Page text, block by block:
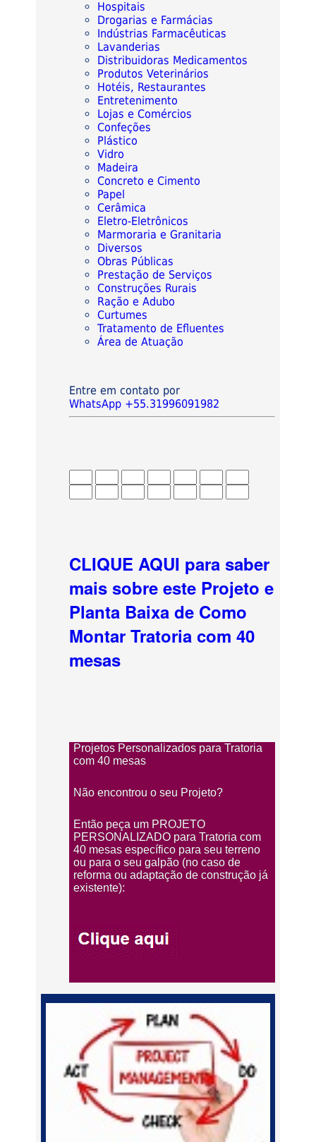
Hospitais
Drogarias e Farmácias
Indústrias Farmacêuticas
Lavanderias
Distribuidoras Medicamentos
Produtos Veterinários
Hotéis, Restaurantes
Entretenimento
Lojas e Comércios
Confeções
Plástico
Vidro
Madeira
Concreto e Cimento
Papel
Cerâmica
Eletro-Eletrônicos
Marmoraria e Granitaria
Diversos
Obras Públicas
Prestação de Serviços
Construções Rurais
Ração e Adubo
Curtumes
Tratamento de Efluentes
Área de Atuação
Entre em contato por
WhatsApp +55.31996091982
CLIQUE AQUI para saber
mais sobre este Projeto e
Planta Baixa de Como
Montar Tratoria com 40
mesas
Projetos Personalizados para Tratoria
com 40 mesas
Não encontrou o seu Projeto?
Então peça um PROJETO
PERSONALIZADO para Tratoria com
40 mesas específico para seu terreno
ou para o seu galpão (no caso de
reforma ou adaptação de construção já
existente):